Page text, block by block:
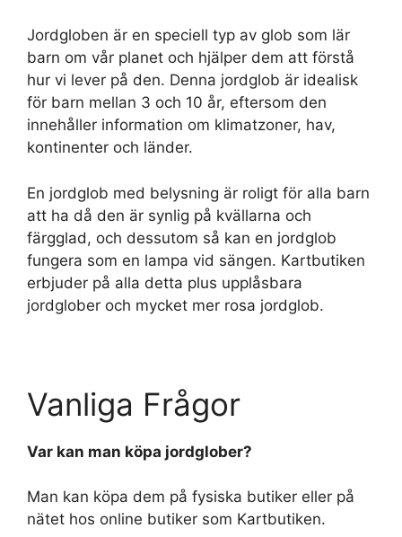
Jordgloben är en speciell typ av glob som lär
barn om vår planet och hjälper dem att förstå
hur vi lever på den. Denna jordglob är idealisk
för barn mellan 3 och 10 år, eftersom den
innehåller information om klimatzoner, hav,
kontinenter och länder.
En jordglob med belysning är roligt för alla barn
att ha då den är synlig på kvällarna och
färgglad, och dessutom så kan en jordglob
fungera som en lampa vid sängen. Kartbutiken
erbjuder på alla detta plus upplåsbara
jordglober och mycket mer rosa jordglob.
Vanliga Frågor
Var kan man köpa jordglober?
Man kan köpa dem på fysiska butiker eller på
nätet hos online butiker som Kartbutiken.